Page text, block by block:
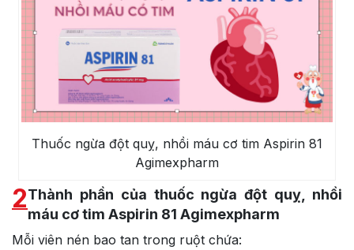
Thuốc ngừa đột quỵ, nhồi máu cơ tim Aspirin 81
Agimexpharm
2Thành phần của thuốc ngừa đột quỵ, nhồi
máu cơ tim Aspirin 81 Agimexpharm
Mỗi viên nén bao tan trong ruột chứa: